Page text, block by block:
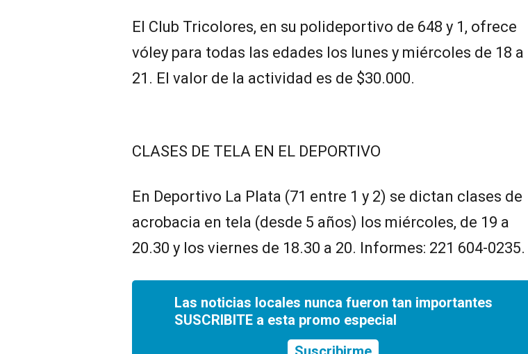
El Club Tricolores, en su polideportivo de 648 y 1, ofrece
vóley para todas las edades los lunes y miércoles de 18 a
21. El valor de la actividad es de $30.000.
CLASES DE TELA EN EL DEPORTIVO
En Deportivo La Plata (71 entre 1 y 2) se dictan clases de
acrobacia en tela (desde 5 años) los miércoles, de 19 a
20.30 y los viernes de 18.30 a 20. Informes: 221 604-0235.
Las noticias locales nunca fueron tan importantes
SUSCRIBITE a esta promo especial